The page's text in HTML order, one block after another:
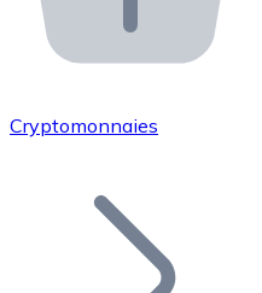
Intégrez notre API
Rejoignez notre
Ajoutez le token de
Cryptomonnaies